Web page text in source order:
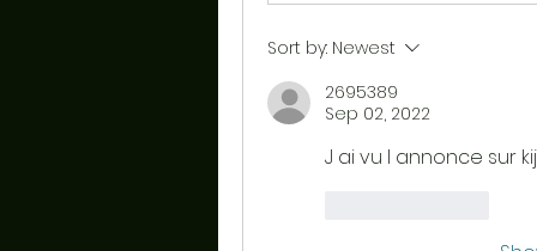
Sort by: Newest
2695389
Sep 02, 2022
J ai vu l annonce sur